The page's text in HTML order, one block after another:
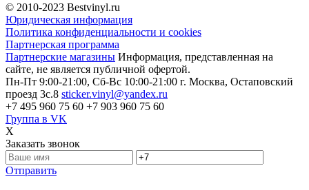
© 2010-2023 Bestvinyl.ru
Юридическая информация
Политика конфиденциальности и cookies
Партнерская программа
Партнерские магазины Информация, представленная на
сайте, не является публичной офертой.
Пн-Пт 9:00-21:00, Сб-Вс 10:00-21:00 г. Москва, Остаповский
проезд 3с.8 sticker.vinyl@yandex.ru
+7 495 960 75 60 +7 903 960 75 60
Группа в VK
X
Заказать звонок
Отправить